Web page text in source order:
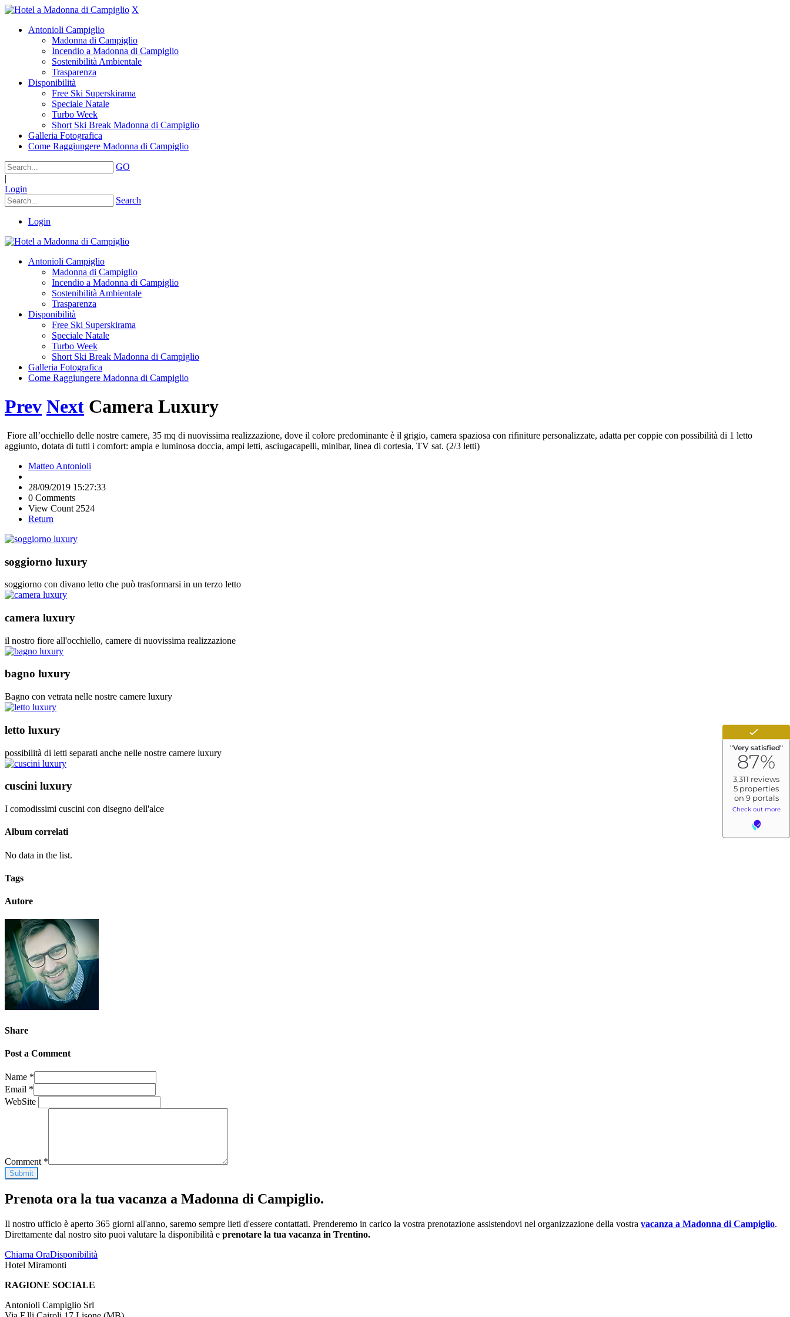
X
Antonioli Campiglio
Madonna di Campiglio
Incendio a Madonna di Campiglio
Sostenibilità Ambientale
Trasparenza
Disponibilità
Free Ski Superskirama
Speciale Natale
Turbo Week
Short Ski Break Madonna di Campiglio
Galleria Fotografica
Come Raggiungere Madonna di Campiglio
GO
|
Login
Search
Login
Antonioli Campiglio
Madonna di Campiglio
Incendio a Madonna di Campiglio
Sostenibilità Ambientale
Trasparenza
Disponibilità
Free Ski Superskirama
Speciale Natale
Turbo Week
Short Ski Break Madonna di Campiglio
Galleria Fotografica
Come Raggiungere Madonna di Campiglio
Prev Next Camera Luxury
Fiore all’occhiello delle nostre camere, 35 mq di nuovissima realizzazione, dove il colore predominante è il grigio, camera spaziosa con rifiniture personalizzate, adatta per coppie con possibilità di 1 letto
aggiunto, dotata di tutti i comfort: ampia e luminosa doccia, ampi letti, asciugacapelli, minibar, linea di cortesia, TV sat. (2/3 letti)
Matteo Antonioli
28/09/2019 15:27:33
0 Comments
View Count 2524
Return
soggiorno luxury
soggiorno con divano letto che può trasformarsi in un terzo letto
camera luxury
il nostro fiore all'occhiello, camere di nuovissima realizzazione
bagno luxury
Bagno con vetrata nelle nostre camere luxury
letto luxury
possibilità di letti separati anche nelle nostre camere luxury
cuscini luxury
I comodissimi cuscini con disegno dell'alce
Album correlati
No data in the list.
Tags
Autore
Share
Post a Comment
Name *
Email *
WebSite
Comment *
Prenota ora la tua vacanza a Madonna di Campiglio.
Il nostro ufficio è aperto 365 giorni all'anno, saremo sempre lieti d'essere contattati. Prenderemo in carico la vostra prenotazione assistendovi nel organizzazione della vostra vacanza a Madonna di Campiglio.
Direttamente dal nostro sito puoi valutare la disponibilità e prenotare la tua vacanza in Trentino.
Chiama OraDisponibilità
Hotel Miramonti
RAGIONE SOCIALE
Antonioli Campiglio Srl